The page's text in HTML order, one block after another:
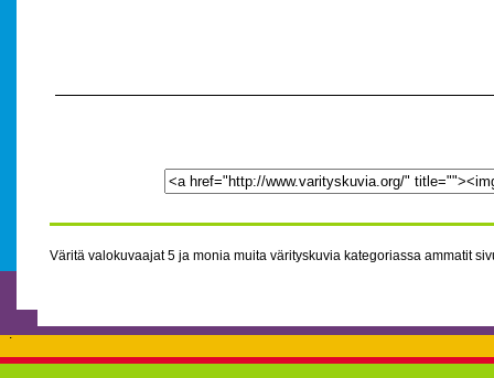
Väritä valokuvaajat 5 ja monia muita värityskuvia kategoriassa ammatit
.